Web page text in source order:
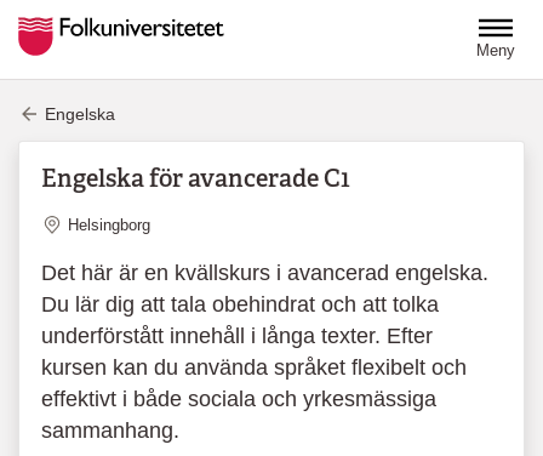
Meny
Engelska
Engelska för avancerade C1
Plats
Helsingborg
Det här är en kvällskurs i avancerad engelska.
Du lär dig att tala obehindrat och att tolka
underförstått innehåll i långa texter. Efter
kursen kan du använda språket flexibelt och
effektivt i både sociala och yrkesmässiga
sammanhang.